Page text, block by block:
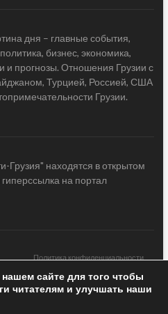
дня – главные события,
бизнес, экономика,
и прогнозы. Отношения Грузии с
Турцией, Россией, США
Грузии.
Грузия" находятся в открытом
на портал
Политика конфиденциальности
LTD © 2020 All Rights Reserved /
сайте для того чтобы
читателям и улучшать наши